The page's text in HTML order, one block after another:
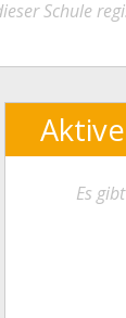
Schule
Es